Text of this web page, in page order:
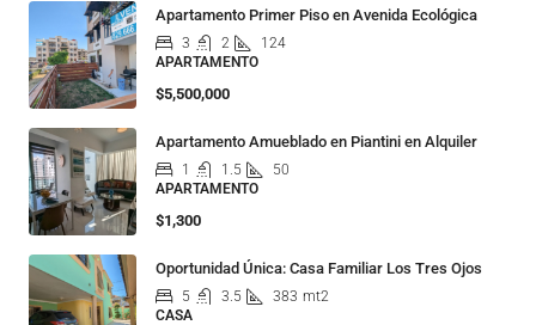
Apartamento Primer Piso en Avenida Ecológica
3 2
124
APARTAMENTO
$5,500,000
Apartamento Amueblado en Piantini en Alquiler
1 1.5
50
APARTAMENTO
$1,300
Oportunidad Única: Casa Familiar Los Tres Ojos
5 3.5 383 mt2
CASA